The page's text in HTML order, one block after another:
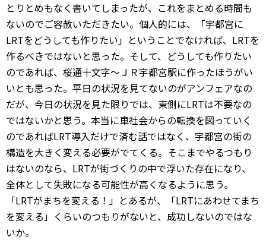
とりとめもなく書いてしまったが、これをまとめる時間も
ないのでご容赦いただきたい。個人的には、「宇都宮に
LRTをどうしても作りたい」ということでなければ、LRTを
作るべきではないと思った。そして、どうしても作りたい
のであれば、桜通十文字～ＪＲ宇都宮駅に作ったほうがい
いとも思った。平日の状況を見てないのがアンフェアなの
だが、今日の状況を見た限りでは、東側にLRTは不要なの
ではないかと思う。本当に車社会からの転換を図っていく
のであればLRT導入だけで済む話ではなく、宇都宮の街の
構造を大きく変える必要がでてくる。そこまでやるつもり
はないのなら、LRTが街づくりの中で浮いた存在になり、
全体として失敗になる可能性が高くなるように思う。
「LRTがまちを変える！」とあるが、「LRTにあわせてまち
を変える」くらいのつもりがないと、成功しないのではな
いか。